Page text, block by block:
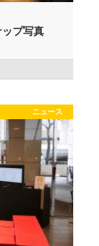
プ写真
ニュース